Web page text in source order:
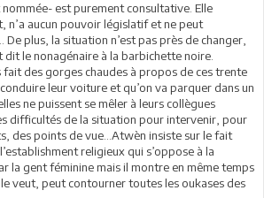
est purement consultative. Elle
n’a aucun pouvoir législatif et ne peut
plus, la situation n’est pas près de changer,
dit le nonagénaire à la barbichette noire.
fait des gorges chaudes à propos de ces trente
leur voiture et qu’on va parquer dans un
ne puissent se mêler à leurs collègues
difficultés de la situation pour intervenir, pour
des points de vue…Atwèn insiste sur le fait
religieux qui s’oppose à la
la gent féminine mais il montre en même temps
veut, peut contourner toutes les oukases des